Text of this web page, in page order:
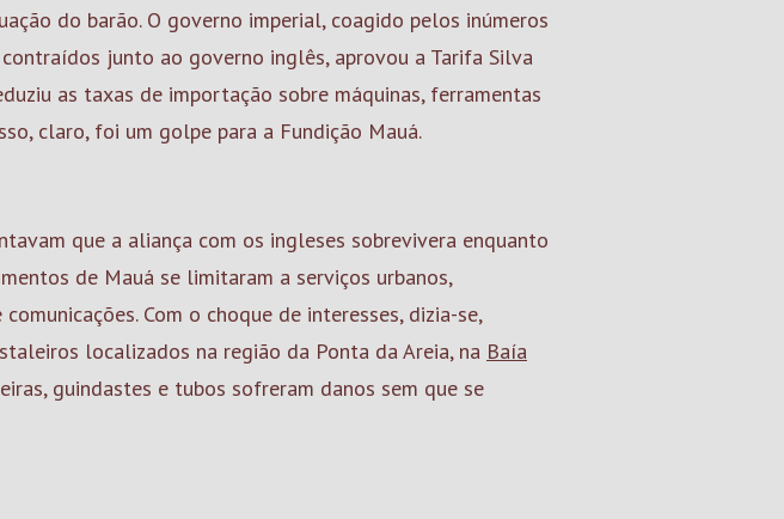
do barão. O governo imperial, coagido pelos inúmeros
junto ao governo inglês, aprovou a Tarifa Silva
as taxas de importação sobre máquinas, ferramentas
claro, foi um golpe para a Fundição Mauá.
que a aliança com os ingleses sobrevivera enquanto
de Mauá se limitaram a serviços urbanos,
Com o choque de interesses, dizia-se,
localizados na região da Ponta da Areia, na Baía
guindastes e tubos sofreram danos sem que se